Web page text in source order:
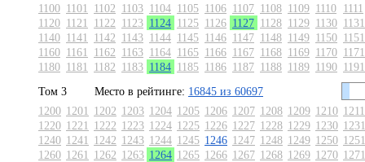
1100 1101 1102 1103 1104 1105 1106 1107 1108 1109 1110 1111
1120 1121 1122 1123 1124 1125 1126 1127 1128 1129 1130 1131
1140 1141 1142 1143 1144 1145 1146 1147 1148 1149 1150 1151
1160 1161 1162 1163 1164 1165 1166 1167 1168 1169 1170 1171
1180 1181 1182 1183 1184 1185 1186 1187 1188 1189 1190 1191
Том 3
Место в рейтинге: 16845 из 60697
1200 1201 1202 1203 1204 1205 1206 1207 1208 1209 1210 1211
1220 1221 1222 1223 1224 1225 1226 1227 1228 1229 1230 1231
1240 1241 1242 1243 1244 1245 1246 1247 1248 1249 1250 1251
1260 1261 1262 1263 1264 1265 1266 1267 1268 1269 1270 1271